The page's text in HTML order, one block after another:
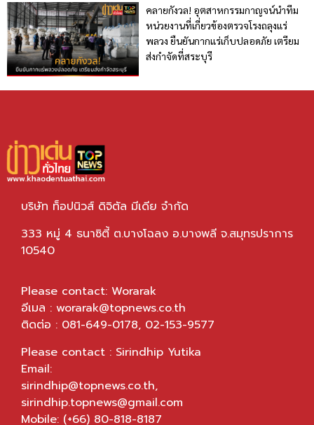
คลายกังวล! อุตสาหกรรมกาญจน์นำทีม
หน่วยงานที่เกี่ยวข้องตรวจโรงถลุงแร่
พลวง ยืนยันกากแร่เก็บปลอดภัย เตรียม
ส่งกำจัดที่สระบุรี
บริษัท ท็อปนิวส์ ดิจิตัล มีเดีย จำกัด
333 หมู่ 4 ธนาซิตี้ ต.บางโฉลง อ.บางพลี จ.สมุทรปราการ
10540
Please contact: Worarak
อีเมล : worarak@topnews.co.th
ติดต่อ : 081-649-0178, 02-153-9577
Please contact : Sirindhip Yutika
Email:
sirindhip@topnews.co.th,
sirindhip.topnews@gmail.com
Mobile: (+66) 80-818-8187